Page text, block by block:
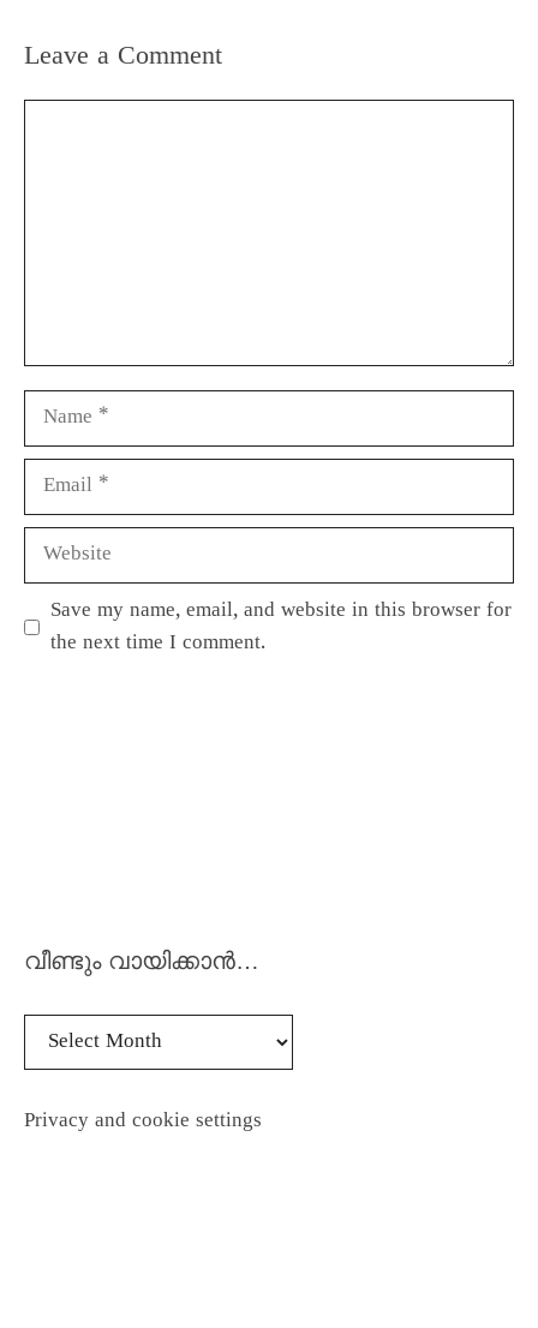
Leave a Comment
Save my name, email, and website in this browser for
the next time I comment.
വീണ്ടും വായിക്കാൻ…
Privacy and cookie settings